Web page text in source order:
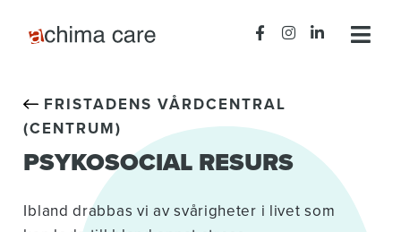
FRISTADENS VÅRDCENTRAL
(CENTRUM)
PSYKOSOCIAL RESURS
Ibland drabbas vi av svårigheter i livet som